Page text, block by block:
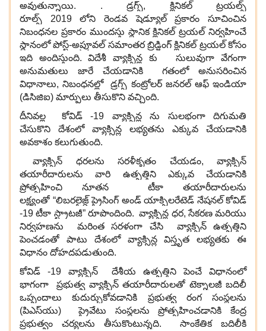
అవుతున్నాయి. . డ్రగ్స్, క్లినికల్ ట్రయల్స్
రూల్స్ 2019 లోని రెండవ షెడ్యూల్ ప్రకారం సూచించిన
నిబంధనల ప్రకారం ముందస్తు స్థానిక క్లినికల్ ట్రయల్ నిర్వహించే
స్థానంలో పోస్ట్-అప్రూవల్ సమాంతర బ్రిడ్జింగ్ క్లినికల్ ట్రయల్ కోసం
ఇది అందిస్తుంది. విదేశీ వ్యాక్సిన్ల కు సులువుగా వేగంగా
అనుమతులు జారే చేయడానికి గతంలో అనుసరించిన
విధానాలు, నిబంధనల్లో డ్రగ్స్ కంట్రోలర్ జనరల్ ఆఫ్ ఇండియా
(డిసిజిఐ) మార్పులు తీసుకొని వచ్చింది.
దీనివల్ల కోవిడ్ -19 వ్యాక్సిన్ల ను సులభంగా దిగుమతి
చేసుకొని దేశంలో వ్యాక్సిన్ల లభ్యతను ఎక్కువ చేయడానికి
అవకాశం కలుగుతుంది.
వ్యాక్సిన్ ధరలను సరళీకృతం చేయడం, వ్యాక్సిన్
తయారీదారులను వారి ఉత్పత్తిని ఎక్కువ చేయడానికి
ప్రోత్సహించి నూతన టీకా తయారీదారులను
లక్ష్యంతో “లిబరలైజ్డ్ ప్రైసింగ్ అండ్ యాక్సిలరేటెడ్ నేషనల్ కోవిడ్
-19 టీకా స్ట్రాటజీ” రూపొందింది. వ్యాక్సిన్ల ధర, సేకరణ మరియు
నిర్వహణను మరింత సరళంగా చేసి వ్యాక్సిన్ ఉత్పత్తిని
పెంచడంతో పాటు దేశంలో వ్యాక్సిన్ల విస్తృత లభ్యతకు ఈ
విధానం దోహదపడుతుంది.
కోవిడ్ -19 వ్యాక్సిన్ దేశీయ ఉత్పత్తిని పెంచే విధానంలో
భాగంగా ప్రభుత్వ వ్యాక్సిన్ తయారీదారులతో టెక్నాలజీ బదిలీ
ఒప్పందాలు కుదుర్చుకోవడానికి ప్రభుత్వ రంగ సంస్థలను
(పిఎస్‌యు) ప్రైవేటు సంస్థలను ప్రోత్సహించడానికి కేంద్ర
ప్రభుత్వం చర్యలను తీసుకొంటున్నది. సాంకేతిక బదిలీకి